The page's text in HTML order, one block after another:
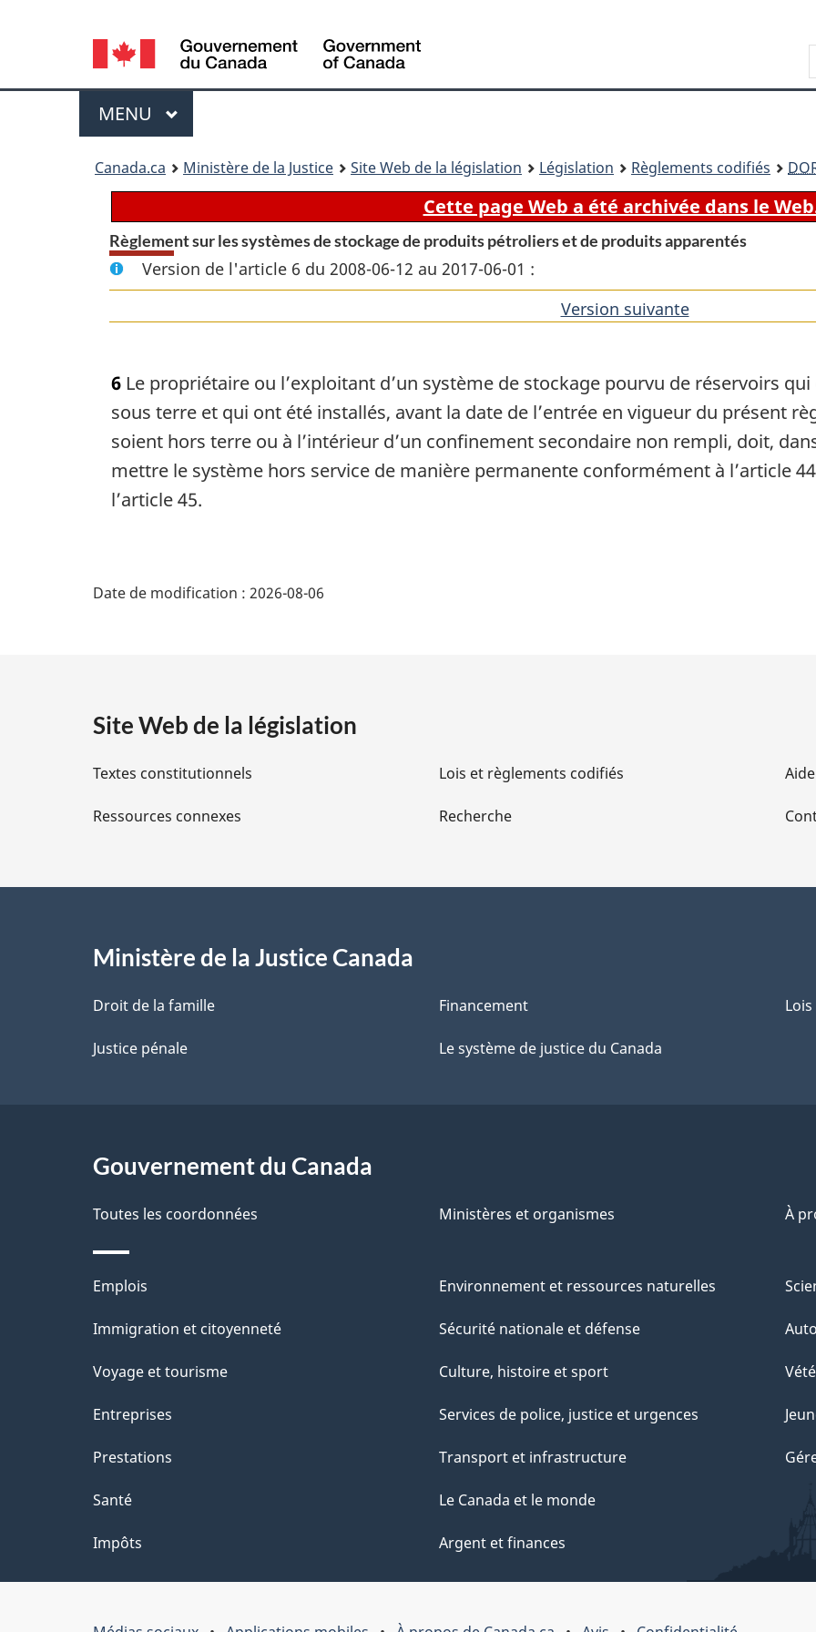
principal
À
site
version
Language
selection
Menu
MENU PRINCIPAL
Canada.ca Ministère de la Justice Site Web de la législation Législation Règlements codifiés
Cette page Web a été archivée dans le
Règlement sur les systèmes de stockage de produits pétroliers et de produits apparentés
Version de l'article 6 du 2008-06-12 au 2017-06-01 :
Version suivantede
6 Le propriétaire ou l’exploitant d’un système de stockage pourvu de réservoirs
sous terre et qui ont été installés, avant la date de l’entrée en vigueur du présent
soient hors terre ou à l’intérieur d’un confinement secondaire non rempli, doit,
mettre le système hors service de manière permanente conformément à l’article
l’article 45.
i
l
s
l
a
p
e
Date de modification : 2026-08-06
Site Web de la législation
Textes constitutionnels
Ressources connexes
Lois et règlements codifiés
Recherche
Aide
Ministère de la Justice Canada
Droit de la famille
Justice pénale
Financement
Le système de justice du Canada
Lois
Gouvernement du Canada
Toutes les coordonnées Ministères et organismes À
Thèmes
et
Emplois
Immigration et citoyenneté
Voyage et tourisme
Entreprises
Prestations
Santé
Impôts
Environnement et ressources naturelles
Sécurité nationale et défense
Culture, histoire et sport
Services de police, justice et urgences
Transport et infrastructure
Le Canada et le monde
Argent et finances